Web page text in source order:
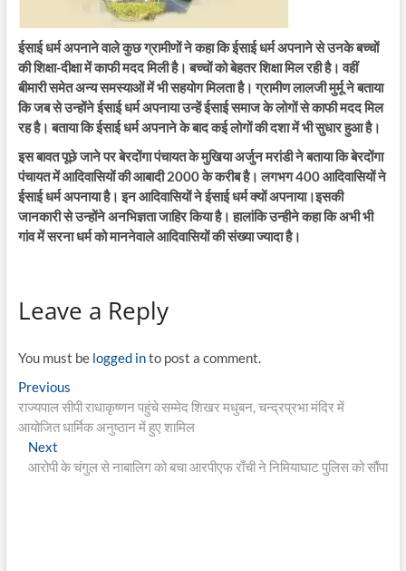
ईसाई धर्म अपनाने वाले कुछ ग्रामीणों ने कहा कि ईसाई धर्म अपनाने से उनके बच्चों
की शिक्षा-दीक्षा में काफी मदद मिली है। बच्चों को बेहतर शिक्षा मिल रही है। वहीं
बीमारी समेत अन्य समस्याओं में भी सहयोग मिलता है। ग्रामीण लालजी मुर्मू ने बताया
कि जब से उन्होंने ईसाई धर्म अपनाया उन्हें ईसाई समाज के लोगों से काफी मदद मिल
रह है। बताया कि ईसाई धर्म अपनाने के बाद कई लोगों की दशा में भी सुधार हुआ है।
इस बावत पूछे जाने पर बेरदोंगा पंचायत के मुखिया अर्जुन मरांडी ने बताया कि बेरदोंगा
पंचायत में आदिवासियों की आबादी 2000 के करीब है। लगभग 400 आदिवासियों ने
ईसाई धर्म अपनाया है। इन आदिवासियों ने ईसाई धर्म क्यों अपनाया।इसकी
जानकारी से उन्होंने अनभिज्ञता जाहिर किया है। हालांकि उन्हीने कहा कि अभी भी
गांव में सरना धर्म को माननेवाले आदिवासियों की संख्या ज्यादा है।
Leave a Reply
You must be logged into post a comment.
Post
navigation
PreviousPrevious
post:
राज्यपाल सीपी राधाकृष्णन पहुंचे सम्मेद शिखर मधुबन, चन्द्रप्रभा मंदिर में
आयोजित धार्मिक अनुष्ठान में हुए शामिल
Next
post:
आरोपी के चंगुल से नाबालिग को बचा आरपीएफ राँची ने निमियाघाट पुलिस को सौंपा